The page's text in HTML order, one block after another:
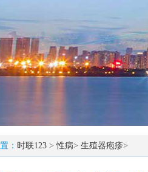
： 时联123 >性病> 生殖器疱疹>